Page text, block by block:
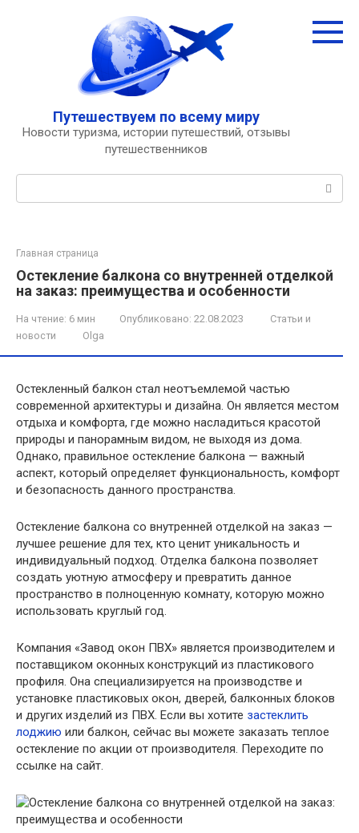
Путешествуем по всему миру
Новости туризма, истории путешествий, отзывы
путешественников
Главная страница
Остекление балкона со внутренней отделкой
на заказ: преимущества и особенности
На чтение: 6 мин Опубликовано: 22.08.2023
Статьи и
новости
Olga
Остекленный балкон стал неотъемлемой частью
современной архитектуры и дизайна. Он является местом
отдыха и комфорта, где можно насладиться красотой
природы и панорамным видом, не выходя из дома.
Однако, правильное остекление балкона — важный
аспект, который определяет функциональность, комфорт
и безопасность данного пространства.
Остекление балкона со внутренней отделкой на заказ —
лучшее решение для тех, кто ценит уникальность и
индивидуальный подход. Отделка балкона позволяет
создать уютную атмосферу и превратить данное
пространство в полноценную комнату, которую можно
использовать круглый год.
Компания «Завод окон ПВХ» является производителем и
поставщиком оконных конструкций из пластикового
профиля. Она специализируется на производстве и
установке пластиковых окон, дверей, балконных блоков
и других изделий из ПВХ. Если вы хотите застеклить
лоджию или балкон, сейчас вы можете заказать теплое
остекление по акции от производителя. Переходите по
ссылке на сайт.